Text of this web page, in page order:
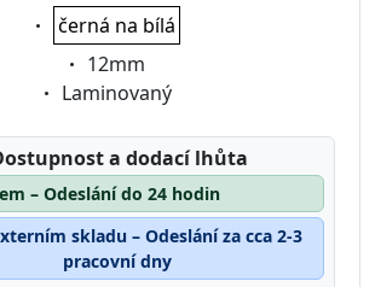
Eigenschaft:
černá na bílá
Eigenschaft:
12mm
Eigenschaft:
Laminovaný
a dodací lhůta
– Odeslání do 24 hodin
skladu – Odeslání za cca 2-3
pracovní dny